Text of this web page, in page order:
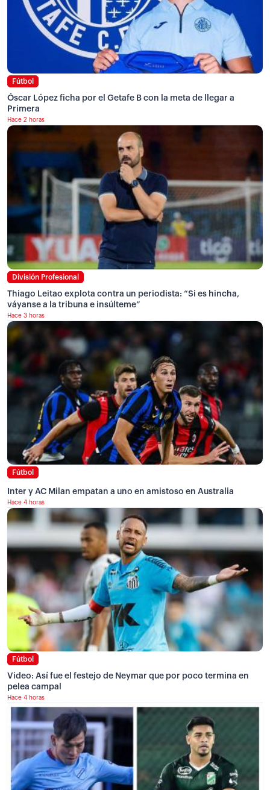
Fútbol
Óscar López ficha por el Getafe B con la meta de llegar a
Primera
Hace 2 horas
División Profesional
Thiago Leitao explota contra un periodista: “Si es hincha,
váyanse a la tribuna e insúlteme”
Hace 3 horas
Fútbol
Inter y AC Milan empatan a uno en amistoso en Australia
Hace 4 horas
Fútbol
Video: Así fue el festejo de Neymar que por poco termina en
pelea campal
Hace 4 horas